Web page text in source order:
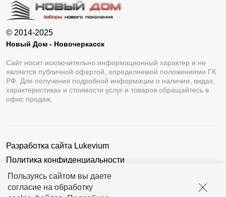
Пользуясь сайтом вы даете
согласие на обработку
© 2014-2025
Новый Дом - Новочеркасск
Сайт носит исключительно информационный характер и не
является публичной офертой, определяемой положениями ГК
РФ. Для получения подробной информации о наличии, видах,
характеристиках и стоимости услуг и товаров обращайтесь в
офис продаж.
Разработка сайта Lukevium
Политика конфиденциальности
Пользовательское соглашение